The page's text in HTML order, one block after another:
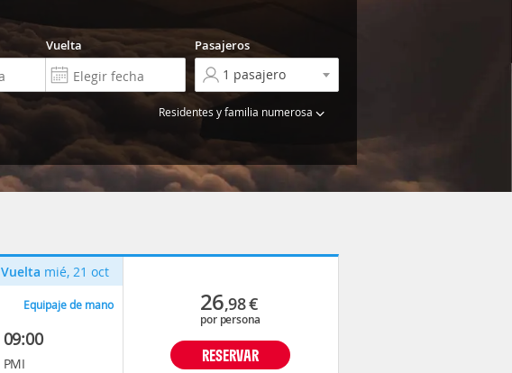
Vuelta Pasajeros
Residentes y familia numerosa
Vuelta mié, 21 oct
Equipaje de mano
09:00
PMI
26,98€
por persona
RESERVAR